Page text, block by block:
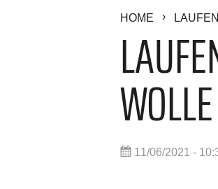
HOME LAUFEN
11/06/2021 -